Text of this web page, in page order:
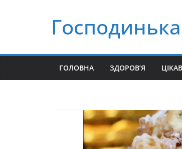
Господинька
ГОЛОВНА ЗДОРОВ’Я